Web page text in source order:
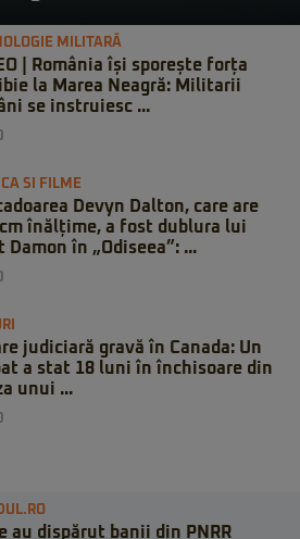
MILITARĂ
| România își sporește forța
la Marea Neagră: Militarii
se instruiesc ...
SI FILME
Devyn Dalton, care are
înălțime, a fost dublura lui
Damon în „Odiseea”: ...
judiciară gravă în Canada: Un
a stat 18 luni în închisoare din
unui ...
au dispărut banii din PNRR